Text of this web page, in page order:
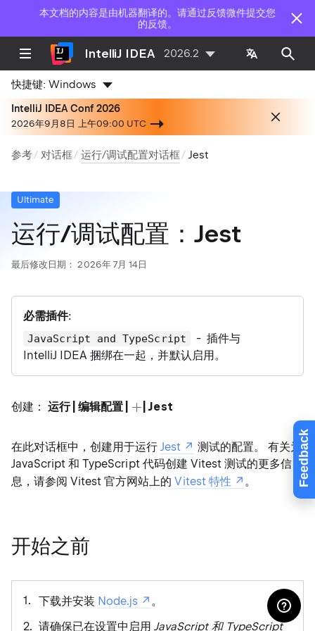
本文档的内容是由机器翻译的。请通过反馈微件提交您
的反馈。
Feedback
IntelliJ IDEA 2026.2
快捷键:Windows
IntelliJ IDEA Conf 2026
2026年9月8日 上午09:00 UTC
参考 对话框 运行/调试配置对话框 Jest
Ultimate
运行/调试配置：Jest
最后修改日期： 2026年 7月 14日
必需插件:
JavaScript and TypeScript
- 插件与
IntelliJ IDEA 捆绑在一起，并默认启用。
创建：运行 | 编辑配置 | | Jest
在此对话框中，创建用于运行Jest
测试的配置。 有关为
JavaScript 和 TypeScript 代码创建 Vitest 测试的更多信
息，请参阅 Vitest 官方网站上的Vitest 特性 。
开始之前
下载并安装 Node.js
。
请确保已在设置中启用JavaScript 和 TypeScript